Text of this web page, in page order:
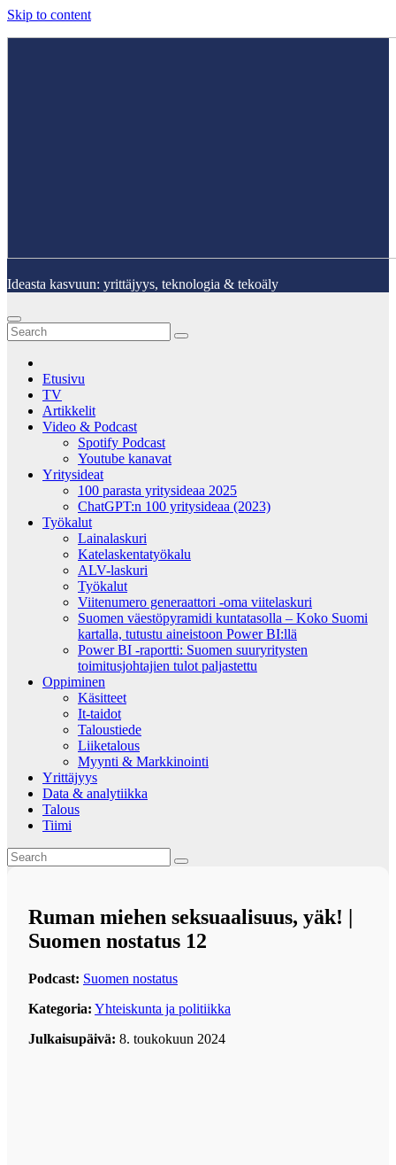
Skip to content
Ideasta kasvuun: yrittäjyys, teknologia & tekoäly
Etusivu
TV
Artikkelit
Video & Podcast
Spotify Podcast
Youtube kanavat
Yritysideat
100 parasta yritysideaa 2025
ChatGPT:n 100 yritysideaa (2023)
Työkalut
Lainalaskuri
Katelaskentatyökalu
ALV-laskuri
Työkalut
Viitenumero generaattori -oma viitelaskuri
Suomen väestöpyramidi kuntatasolla – Koko Suomi
kartalla, tutustu aineistoon Power BI:llä
Power BI -raportti: Suomen suuryritysten
toimitusjohtajien tulot paljastettu
Oppiminen
Käsitteet
It-taidot
Taloustiede
Liiketalous
Myynti & Markkinointi
Yrittäjyys
Data & analytiikka
Talous
Tiimi
Ruman miehen seksuaalisuus, yäk! |
Suomen nostatus 12
Podcast: Suomen nostatus
Kategoria: Yhteiskunta ja politiikka
Julkaisupäivä: 8. toukokuun 2024